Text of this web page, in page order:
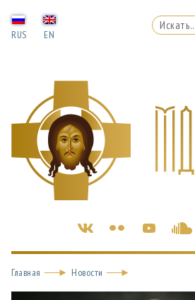
RUS EN
Главная Новости